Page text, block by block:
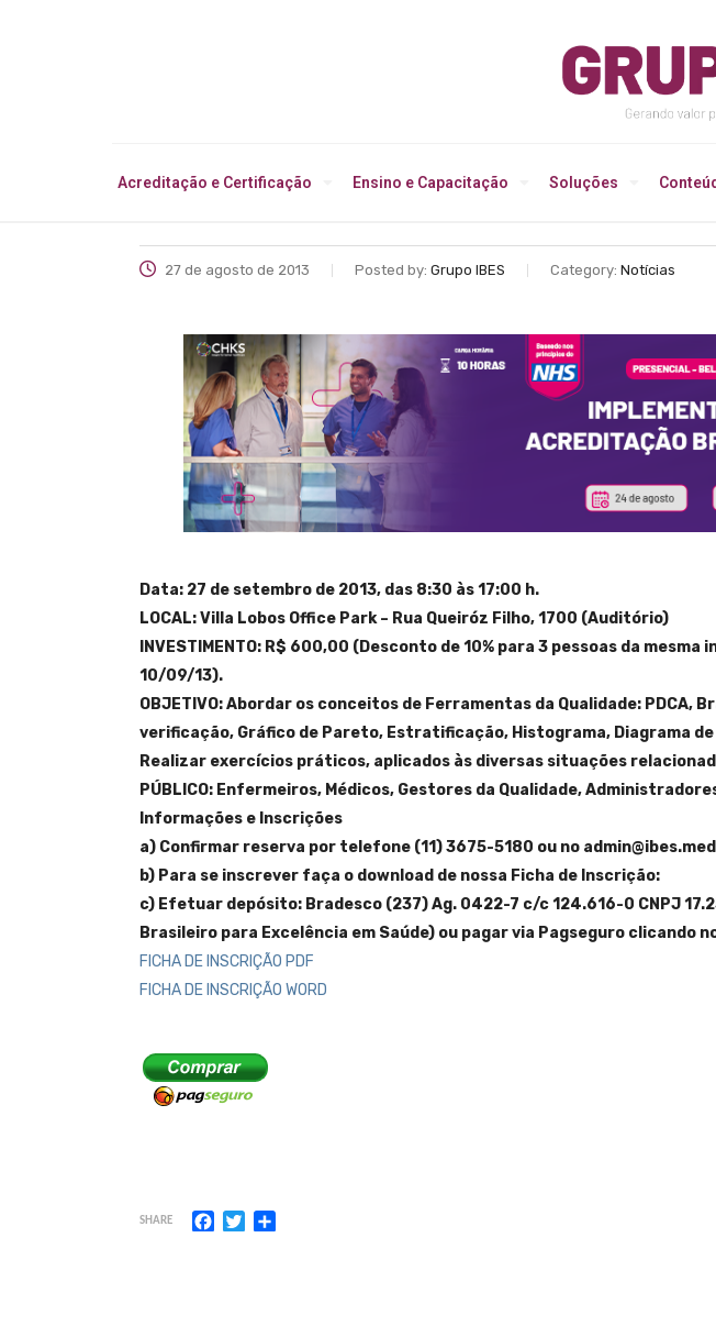
Acreditação e Certificação Ensino e Capacitação Soluções
27 de agosto de 2013 Posted by: Grupo IBES Category: Notícias
Data: 27 de setembro de 2013, das 8:30 às 17:00 h.
LOCAL: Villa Lobos Office Park – Rua Queiróz Filho, 1700 (Auditório)
INVESTIMENTO: R$ 600,00 (Desconto de 10% para 3 pessoas da
10/09/13).
OBJETIVO: Abordar os conceitos de Ferramentas da Qualidade: PDCA,
verificação, Gráfico de Pareto, Estratificação, Histograma, Diagrama
Realizar exercícios práticos, aplicados às diversas situações
PÚBLICO: Enfermeiros, Médicos, Gestores da Qualidade,
Informações e Inscrições
a) Confirmar reserva por telefone (11) 3675-5180 ou no
b) Para se inscrever faça o download de nossa Ficha de Inscrição:
c) Efetuar depósito: Bradesco (237) Ag. 0422-7 c/c 124.616-0 CNPJ
Brasileiro para Excelência em Saúde) ou pagar via Pagseguro clicando
FICHA DE INSCRIÇÃO PDF
FICHA DE INSCRIÇÃO WORD
SHARE Facebook
Twitter